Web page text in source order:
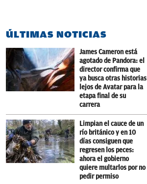
ÚLTIMAS NOTICIAS
James Cameron está
agotado de Pandora: el
director confirma que
ya busca otras historias
lejos de Avatar para la
etapa final de su
carrera
Limpian el cauce de un
río británico y en 10
días consiguen que
regresen los peces:
ahora el gobierno
quiere multarlos por no
pedir permiso